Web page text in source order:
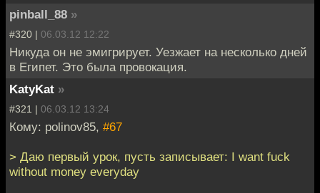
pinball_88 »
#320 | 06.03.12 12:22
Никуда он не эмигрирует. Уезжает на несколько дней
в Египет. Это была провокация.
KatyKat »
#321 | 06.03.12 13:24
Кому: polinov85, #67
> Даю первый урок, пусть записывает: I want fuck
without money everyday